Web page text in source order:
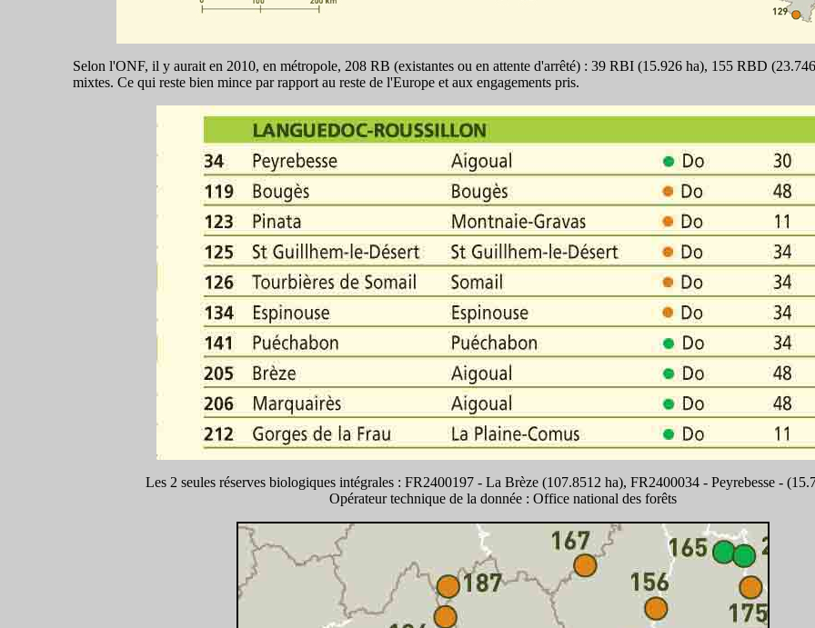
Selon l'ONF, il y aurait en 2010, en métropole, 208 RB (existantes ou en attente d'arrêté) : 39 RBI (15.926 ha), 155 RBD
mixtes. Ce qui reste bien mince par rapport au reste de l'Europe et aux engagements pris.
Les 2 seules réserves biologiques intégrales : FR2400197 - La Brèze (107.8512 ha), FR2400034 - Peyrebesse -
Opérateur technique de la donnée : Office national des forêts